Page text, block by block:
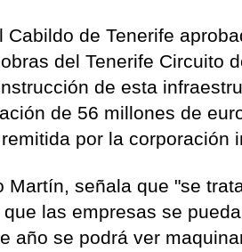
Cabildo de Tenerife
del Tenerife Circuito
de esta
de 56 millones de
por la corporación
Martín, señala que "se
las empresas se
año se podrá ver